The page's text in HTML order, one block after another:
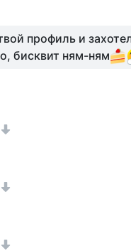
профиль и
бисквит ням-ням